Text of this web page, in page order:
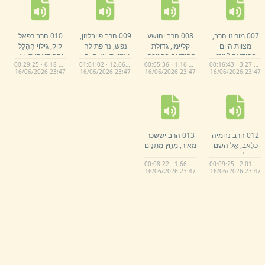
007 מורינו הרב,
מצוות היום
בהודאה. mp3
00:16:43 · 3.27 MB
16/06/2026 23:47
008 הרב יהושע
קליימן, גדולת
ההודאה בחנוכה.
mp3
00:05:36 · 1.16 MB
16/06/2026 23:47
009 הרב פייבלזון,
נפש, נר פתילה
שמן; ת, ש, פ, ה,
mp3
01:01:02 · 12.66 MB
16/06/2026 23:47
010 הרב רפאל
קוּק, גילוי הַהַלֵל
וההודאה; ת, ש,
פ,ה, mp3
00:29:25 · 6.18 MB
16/06/2026 23:47
012 הרב נחמיה
כּלְאָב, אֵל השם
ויאר לנו; ת, ש, פ,
ה,.
mp3
00:09:25 · 2.01 MB
16/06/2026 23:47
013 הרב יששכר
מאיר, מְחַץ מָתְנַיִם
קָמָיו; ת, ש, פ, ה,
mp3
00:08:22 · 1.66 MB
16/06/2026 23:47